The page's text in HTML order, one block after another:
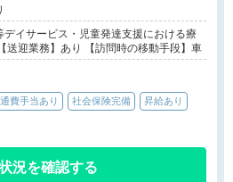
デイサービス・児童発達支援における療
送迎業務】あり 【訪問時の移動手段】車
費手当あり 社会保険完備 昇給あり
況を確認する